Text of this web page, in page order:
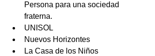
Persona para una sociedad
fraterna.
UNISOL
Nuevos Horizontes
La Casa de los Niños